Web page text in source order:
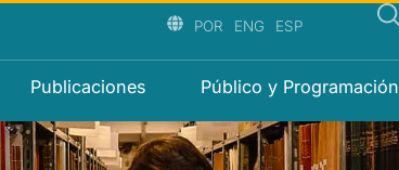
POR ENG ESP
Publicaciones Público y Programación